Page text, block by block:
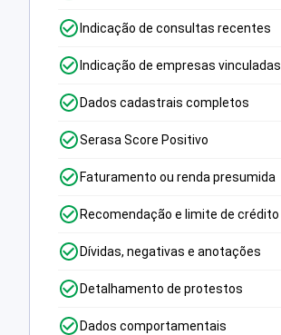
Indicação de consultas recentes
Indicação de empresas vinculadas
Dados cadastrais completos
Serasa Score Positivo
Faturamento ou renda presumida
Recomendação e limite de crédito
Dívidas, negativas e anotações
Detalhamento de protestos
Dados comportamentais